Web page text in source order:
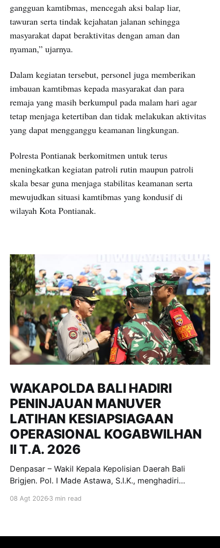
gangguan kamtibmas, mencegah aksi balap liar,
tawuran serta tindak kejahatan jalanan sehingga
masyarakat dapat beraktivitas dengan aman dan
nyaman,” ujarnya.
Dalam kegiatan tersebut, personel juga memberikan
imbauan kamtibmas kepada masyarakat dan para
remaja yang masih berkumpul pada malam hari agar
tetap menjaga ketertiban dan tidak melakukan aktivitas
yang dapat mengganggu keamanan lingkungan.
Polresta Pontianak berkomitmen untuk terus
meningkatkan kegiatan patroli rutin maupun patroli
skala besar guna menjaga stabilitas keamanan serta
mewujudkan situasi kamtibmas yang kondusif di
wilayah Kota Pontianak.
WAKAPOLDA BALI HADIRI
PENINJAUAN MANUVER
LATIHAN KESIAPSIAGAAN
OPERASIONAL KOGABWILHAN
II T.A. 2026
Denpasar – Wakil Kepala Kepolisian Daerah Bali
Brigjen. Pol. I Made Astawa, S.I.K., menghadiri
Latihan Kesiapsiagaan Operasional (LKO)
08 Agt 2026 3 min read